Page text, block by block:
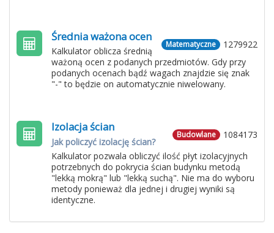
1279922
Matematyczne
Średnia ważona ocen
Kalkulator oblicza średnią
ważoną ocen z podanych przedmiotów. Gdy przy
podanych ocenach bądź wagach znajdzie się znak
"-" to będzie on automatycznie niwelowany.
1084173
Budowlane
Izolacja ścian
Jak policzyć izolację ścian?
Kalkulator pozwala obliczyć ilość płyt izolacyjnych
potrzebnych do pokrycia ścian budynku metodą
"lekką mokrą" lub "lekką suchą". Nie ma do wyboru
metody ponieważ dla jednej i drugiej wyniki są
identyczne.